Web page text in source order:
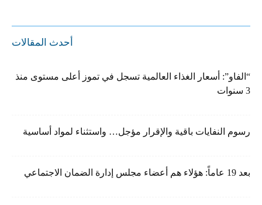
أحدث المقالات
“الفاو”: أسعار الغذاء العالمية تسجل في تموز أعلى مستوى منذ
3 سنوات
رسوم النفايات باقية والإقرار مؤجل… واستثناء لمواد أساسية
بعد 19 عاماً: هؤلاء هم أعضاء مجلس إدارة الضمان الاجتماعي